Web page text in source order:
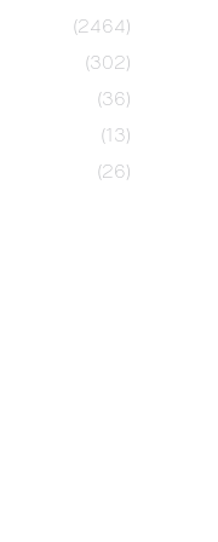
(2464)
(302)
(36)
(13)
(26)